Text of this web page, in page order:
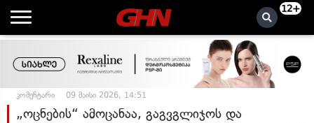
12+
კომენტარი 09 მაისი 2026, 14:51
„ოცნების“ ამოცანაა, გაგვგლიჯოს და